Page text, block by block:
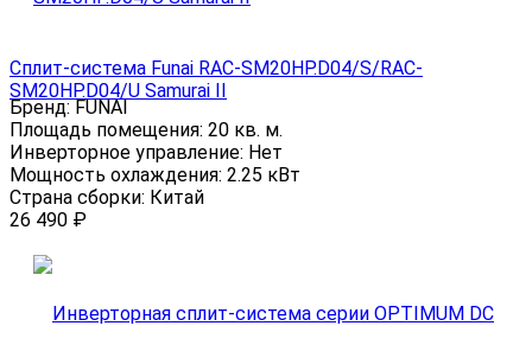
Сплит-система Funai RAC-SM20HP.D04/S/RAC-
SM20HP.D04/U Samurai II
Бренд: FUNAI
Площадь помещения: 20 кв. м.
Инверторное управление: Нет
Мощность охлаждения: 2.25 кВт
Страна сборки: Китай
26 490 ₽